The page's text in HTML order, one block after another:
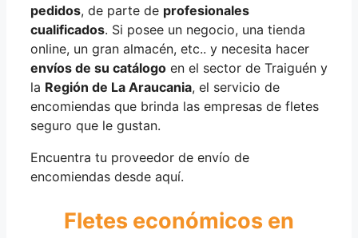
pedidos, de parte de profesionales
cualificados. Si posee un negocio, una tienda
online, un gran almacén, etc.. y necesita hacer
envíos de su catálogo en el sector de Traiguén y
la Región de La Araucania, el servicio de
encomiendas que brinda las empresas de fletes
seguro que le gustan.
Encuentra tu proveedor de envío de
encomiendas desde aquí.
Fletes económicos en